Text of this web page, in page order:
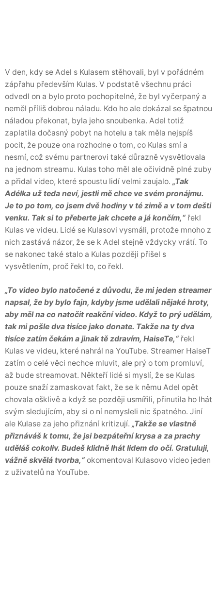
V den, kdy se Adel s Kulasem stěhovali, byl v pořádném
zápřahu především Kulas. V podstatě všechnu práci
odvedl on a bylo proto pochopitelné, že byl vyčerpaný a
neměl příliš dobrou náladu. Kdo ho ale dokázal se špatnou
náladou překonat, byla jeho snoubenka. Adel totiž
zaplatila dočasný pobyt na hotelu a tak měla nejspíš
pocit, že pouze ona rozhodne o tom, co Kulas smí a
nesmí, což svému partnerovi také důrazně vysvětlovala
na jednom streamu. Kulas toho měl ale očividně plné zuby
a přidal video, které spoustu lidí velmi zaujalo. „Tak
Adélka už teda neví, jestli mě chce ve svém pronájmu.
Je to po tom, co jsem dvě hodiny v té zimě a v tom dešti
venku. Tak si to přeberte jak chcete a já končím,“ řekl
Kulas ve videu. Lidé se Kulasovi vysmáli, protože mnoho z
nich zastává názor, že se k Adel stejně vždycky vrátí. To
se nakonec také stalo a Kulas později přišel s
vysvětlením, proč řekl to, co řekl.
„To video bylo natočené z důvodu, že mi jeden streamer
napsal, že by bylo fajn, kdyby jsme udělali nějaké hroty,
aby měl na co natočit reakční video. Když to prý udělám,
tak mi pošle dva tisíce jako donate. Takže na ty dva
tisíce zatím čekám a jinak tě zdravím, HaiseTe,“ řekl
Kulas ve videu, které nahrál na YouTube. Streamer HaiseT
zatím o celé věci nechce mluvit, ale prý o tom promluví,
až bude streamovat. Někteří lidé si myslí, že se Kulas
pouze snaží zamaskovat fakt, že se k němu Adel opět
chovala ošklivě a když se později usmířili, přinutila ho lhát
svým sledujícím, aby si o ní nemysleli nic špatného. Jiní
ale Kulase za jeho přiznání kritizují. „Takže se vlastně
přiznáváš k tomu, že jsi bezpáteřní krysa a za prachy
uděláš cokoliv. Budeš klidně lhát lidem do očí. Gratuluji,
vážně skvělá tvorba,“ okomentoval Kulasovo video jeden
z uživatelů na YouTube.